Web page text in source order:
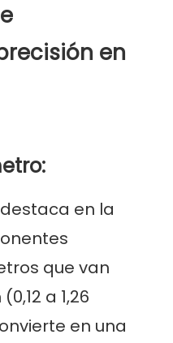
en
en la
que van
a 1,26
en una